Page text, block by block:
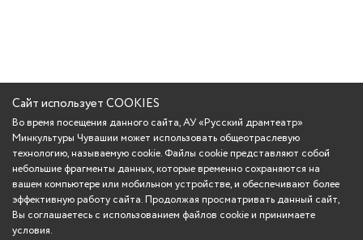
Сайт использует COOKIES
Во время посещения данного сайта, АУ «Русский драмтеатр»
Минкультуры Чувашии может использовать общеотраслевую
технологию, называемую cookie. Файлы cookie представляют собой
небольшие фрагменты данных, которые временно сохраняются на
вашем компьютере или мобильном устройстве, и обеспечивают более
эффективную работу сайта. Продолжая просматривать данный сайт,
Вы соглашаетесь с использованием файлов cookie и принимаете
условия.